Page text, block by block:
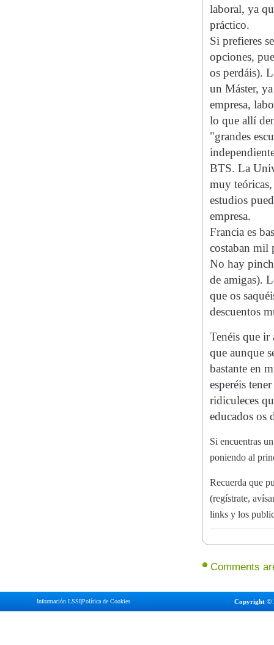
laboral, ya
práctico.
Si prefieres
opciones,
os perdáis).
un Máster,
empresa,
lo que allí
"grandes
BTS. La
muy
estudios
empresa.
Francia es
costaban mil
No hay
de amigas).
que os
descuentos
Tenéis que ir
que aunque
bastante en
esperéis
ridiculeces
educados os
Si encuentras
poniendo al
Recuerda que
(regístrate,
links y los
Comments
Información LSSI|Política de Cookies Copyright ©